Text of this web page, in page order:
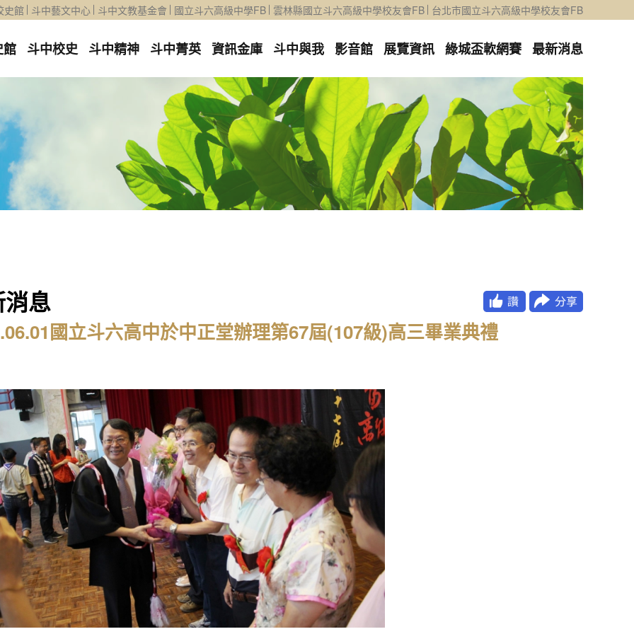
史館 斗中藝文中心 斗中文教基金會 國立斗六高級中學FB 雲林縣國立斗六高級中學校友會FB 台北市國立斗六高級中學校友會FB
館 斗中校史 斗中精神 斗中菁英 資訊金庫 斗中與我 影音館 展覽資訊 綠城盃軟網賽 最新消息
息
國立斗六高中於中正堂辦理第67屆(107級)高三畢業典禮